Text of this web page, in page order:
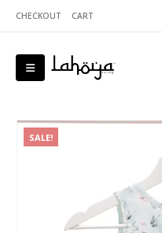
CHECKOUT CART
SALE!